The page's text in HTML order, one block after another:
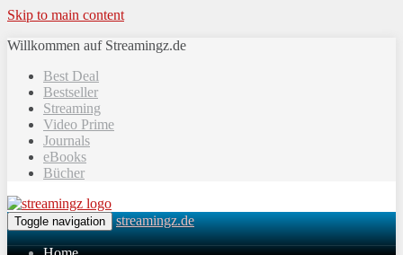
Skip to main content
Willkommen auf Streamingz.de
Best Deal
Bestseller
Streaming
Video Prime
Journals
eBooks
Bücher
Toggle navigation streamingz.de